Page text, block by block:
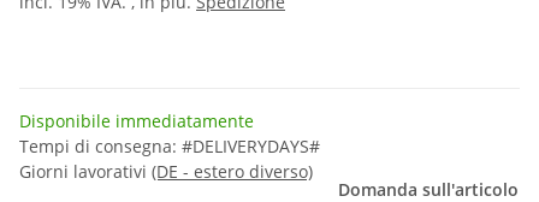
Disponibile immediatamente
Tempi di consegna: #DELIVERYDAYS#
Giorni lavorativi (DE - estero diverso)
Domanda sull'articolo